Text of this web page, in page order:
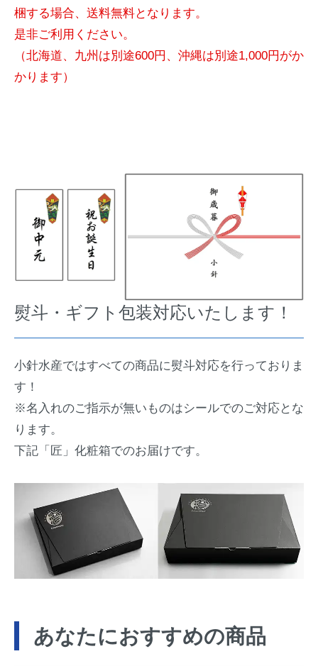
梱する場合、送料無料となります。
是非ご利用ください。
（北海道、九州は別途600円、沖縄は別途1,000円がか
かります）
熨斗・ギフト包装対応いたします！
小針水産ではすべての商品に熨斗対応を行っておりま
す！
※名入れのご指示が無いものはシールでのご対応とな
ります。
下記「匠」化粧箱でのお届けです。
あなたにおすすめの商品